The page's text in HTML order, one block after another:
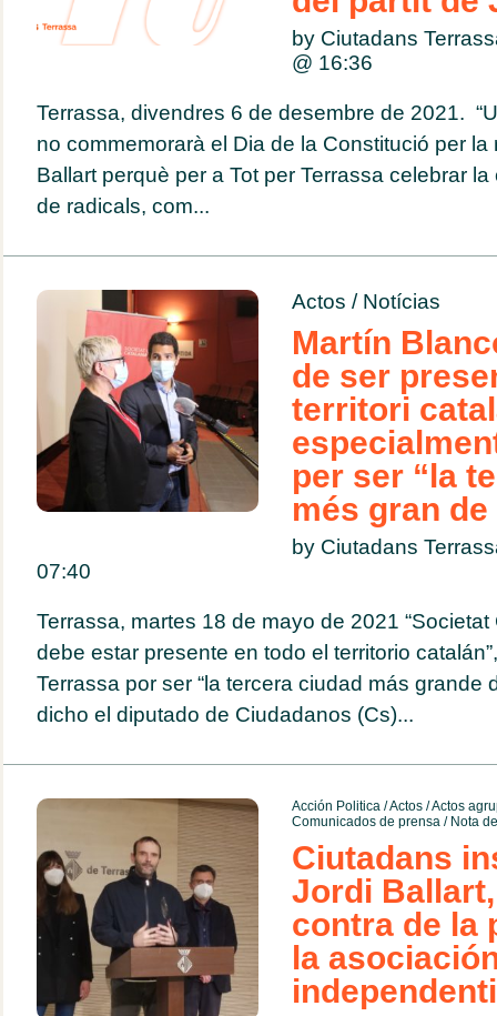
by Ciutadans
@ 16:36
Terrassa, divendres 6 de desembre de 2021.
no commemorarà el Dia de la Constitució per la
Ballart perquè per a Tot per Terrassa celebrar
de radicals, com...
Actos / Notícias
Martín
de ser
territori
per ser “la
més gran
by Ciutadans
07:40
Terrassa, martes 18 de mayo de 2021
debe estar presente en todo el territorio
Terrassa por ser “la tercera ciudad más grande
dicho el diputado de Ciudadanos (Cs)...
Acción Politica/Actos/Actos
Comunicados de prensa/ Nota
Ciutadans
Jordi
contra de la
la